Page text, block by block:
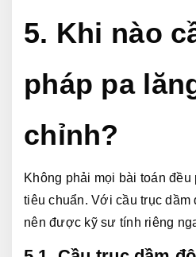
5. Khi nào
pháp pa
chỉnh?
Không phải mọi bài toán
tiêu chuẩn. Với cầu trục
nên được kỹ sư tính riêng